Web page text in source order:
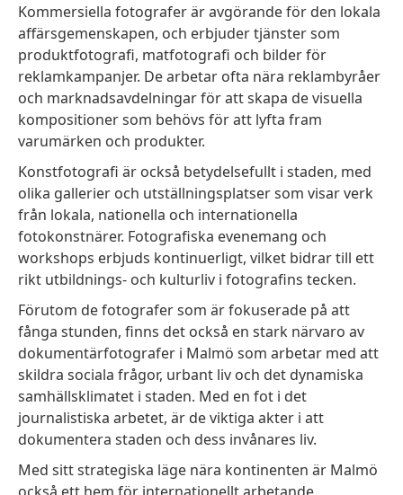
Kommersiella fotografer är avgörande för den lokala
affärsgemenskapen, och erbjuder tjänster som
produktfotografi, matfotografi och bilder för
reklamkampanjer. De arbetar ofta nära reklambyråer
och marknadsavdelningar för att skapa de visuella
kompositioner som behövs för att lyfta fram
varumärken och produkter.
Konstfotografi är också betydelsefullt i staden, med
olika gallerier och utställningsplatser som visar verk
från lokala, nationella och internationella
fotokonstnärer. Fotografiska evenemang och
workshops erbjuds kontinuerligt, vilket bidrar till ett
rikt utbildnings- och kulturliv i fotografins tecken.
Förutom de fotografer som är fokuserade på att
fånga stunden, finns det också en stark närvaro av
dokumentärfotografer i Malmö som arbetar med att
skildra sociala frågor, urbant liv och det dynamiska
samhällsklimatet i staden. Med en fot i det
journalistiska arbetet, är de viktiga akter i att
dokumentera staden och dess invånares liv.
Med sitt strategiska läge nära kontinenten är Malmö